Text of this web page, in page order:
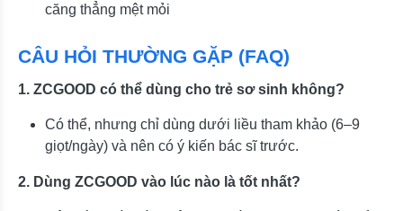
căng thẳng mệt mỏi
CÂU HỎI THƯỜNG GẶP (FAQ)
1. ZCGOOD có thể dùng cho trẻ sơ sinh không?
Có thể, nhưng chỉ dùng dưới liều tham khảo (6–9
giọt/ngày) và nên có ý kiến bác sĩ trước.
2. Dùng ZCGOOD vào lúc nào là tốt nhất?